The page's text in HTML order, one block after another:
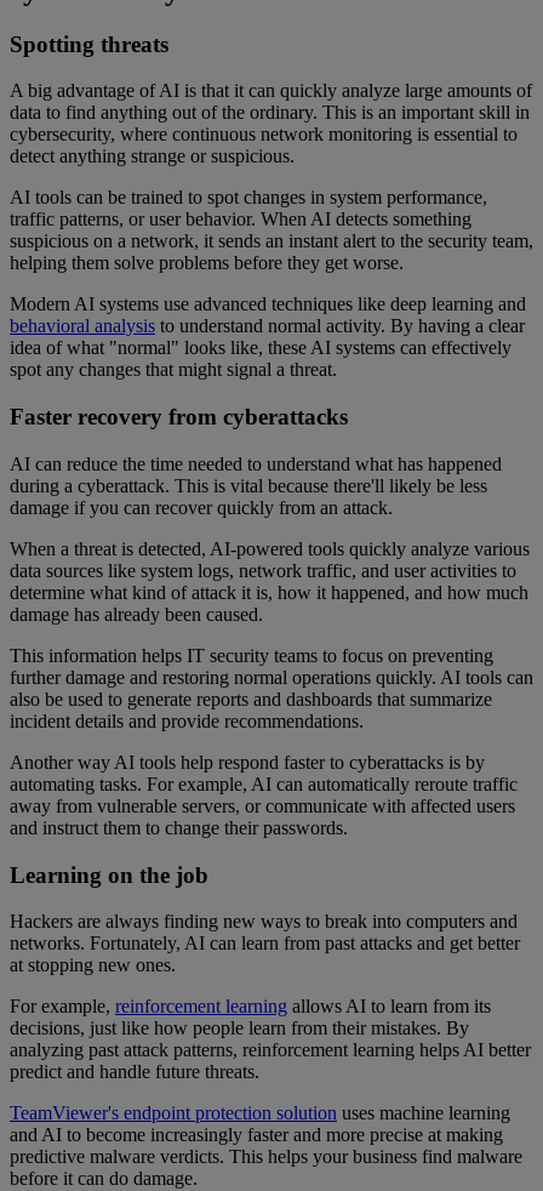
Spotting threats
A big advantage of AI is that it can quickly analyze large amounts of
data to find anything out of the ordinary. This is an important skill in
cybersecurity, where continuous network monitoring is essential to
detect anything strange or suspicious.
AI tools can be trained to spot changes in system performance,
traffic patterns, or user behavior. When AI detects something
suspicious on a network, it sends an instant alert to the security team,
helping them solve problems before they get worse.
Modern AI systems use advanced techniques like deep learning and
behavioral analysis to understand normal activity. By having a clear
idea of what "normal" looks like, these AI systems can effectively
spot any changes that might signal a threat.
Faster recovery from cyberattacks
AI can reduce the time needed to understand what has happened
during a cyberattack. This is vital because there'll likely be less
damage if you can recover quickly from an attack.
When a threat is detected, AI-powered tools quickly analyze various
data sources like system logs, network traffic, and user activities to
determine what kind of attack it is, how it happened, and how much
damage has already been caused.
This information helps IT security teams to focus on preventing
further damage and restoring normal operations quickly. AI tools can
also be used to generate reports and dashboards that summarize
incident details and provide recommendations.
Another way AI tools help respond faster to cyberattacks is by
automating tasks. For example, AI can automatically reroute traffic
away from vulnerable servers, or communicate with affected users
and instruct them to change their passwords.
Learning on the job
Hackers are always finding new ways to break into computers and
networks. Fortunately, AI can learn from past attacks and get better
at stopping new ones.
For example, reinforcement learning allows AI to learn from its
decisions, just like how people learn from their mistakes. By
analyzing past attack patterns, reinforcement learning helps AI better
predict and handle future threats.
TeamViewer's endpoint protection solution uses machine learning
and AI to become increasingly faster and more precise at making
predictive malware verdicts. This helps your business find malware
before it can do damage.